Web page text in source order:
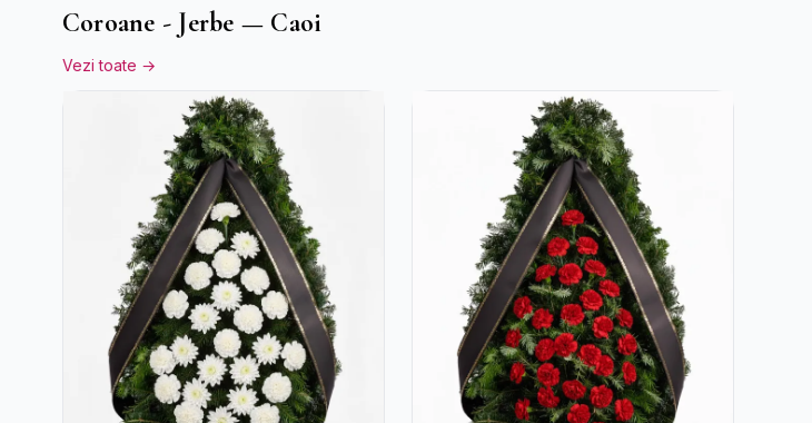
Coroane - Jerbe — Caoi
Vezi toate →